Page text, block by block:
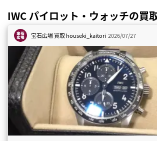
IWC パイロット・ウォッチの買
宝石広場 買取houseki_kaitori 2026/07/27